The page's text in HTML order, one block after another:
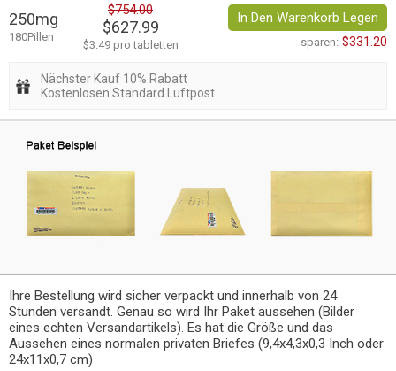
250mg
180Pillen
$754.00
$627.99
$3.49 pro tabletten
In Den Warenkorb Legen
sparen: $331.20
Nächster Kauf 10% Rabatt
Kostenlosen Standard Luftpost
Ihre Bestellung wird sicher verpackt und innerhalb von 24
Stunden versandt. Genau so wird Ihr Paket aussehen (Bilder
eines echten Versandartikels). Es hat die Größe und das
Aussehen eines normalen privaten Briefes (9,4x4,3x0,3 Inch oder
24x11x0,7 cm)